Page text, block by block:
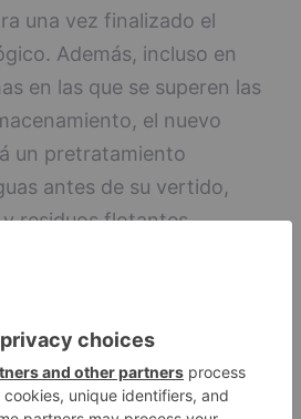
una vez finalizado el
Además, incluso en
en las que se superen las
el nuevo
un pretratamiento
antes de su vertido,
residuos flotantes.